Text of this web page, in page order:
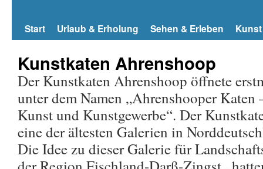
Start Urlaub & Erholung Sehen & Erleben
Kunstkaten Ahrenshoop
Der Kunstkaten Ahrenshoop öffnete
unter dem Namen „Ahrenshooper Katen
Kunst und Kunstgewerbe“. Der
eine der ältesten Galerien in
Die Idee zu dieser Galerie für